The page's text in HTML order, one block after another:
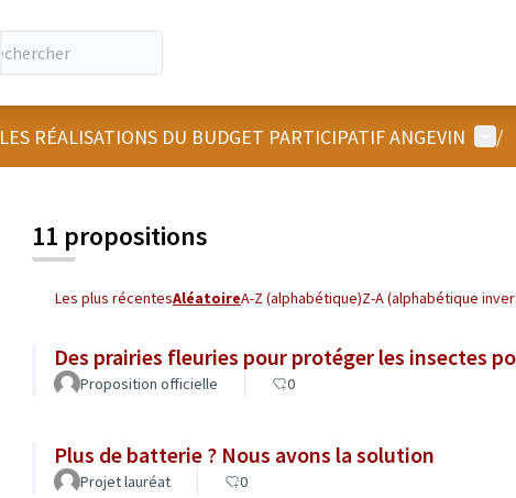
LES RÉALISATIONS DU BUDGET PARTICIPATIF ANGEVIN /
11 propositions
Les plus récentesAléatoireA-Z (alphabétique)Z-A (alphabétique
Des prairies fleuries pour protéger les insectes
Proposition officielle 0
Plus de batterie ? Nous avons la solution
Projet lauréat 0